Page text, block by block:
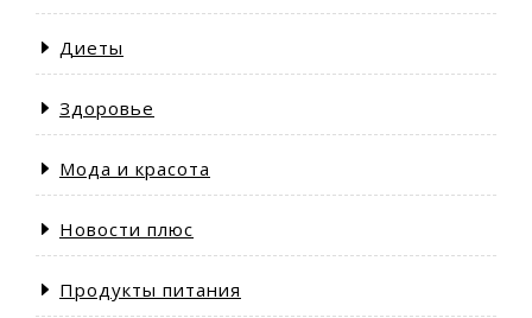
Диеты
Здоровье
Мода и красота
Новости плюс
Продукты питания